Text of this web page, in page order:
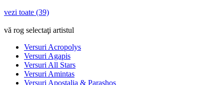
vezi toate (39)
vă rog selectaţi artistul
Versuri Acropolys
Versuri Agapis
Versuri All Stars
Versuri Amintas
Versuri Apostalia & Parashos